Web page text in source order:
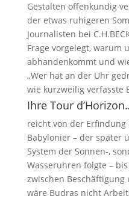
Gestalten offenkundig
der etwas ruhigeren
Journalisten bei
Frage vorgelegt, warum
abhandenkommt und
„Wer hat an der Uhr
wie kurzweilig verfasste
Ihre Tour
reicht von der
Babylonier – der später
System der Sonnen-,
Wasseruhren folgte –
zwischen
wäre Budras nicht